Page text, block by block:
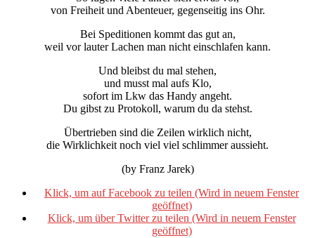
von Freiheit und Abenteuer, gegenseitig ins Ohr.
Bei Speditionen kommt das gut an,
weil vor lauter Lachen man nicht einschlafen kann.
Und bleibst du mal stehen,
und musst mal aufs Klo,
sofort im Lkw das Handy angeht.
Du gibst zu Protokoll, warum du da stehst.
Übertrieben sind die Zeilen wirklich nicht,
die Wirklichkeit noch viel viel schlimmer aussieht.
(by Franz Jarek)
Klick, um auf Facebook zu teilen (Wird in neuem Fenster
geöffnet)
Klick, um über Twitter zu teilen (Wird in neuem Fenster
geöffnet)